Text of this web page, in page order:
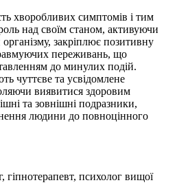
хворобливих симптомів і тим
над своїм станом, активуючи
організму, закріплює позитивну
переживань, що
до минулих подій.
чуттєве та усвідомлене
виявитися здоровим
та зовнішні подразники,
людини до повноцінного
психолог вищої